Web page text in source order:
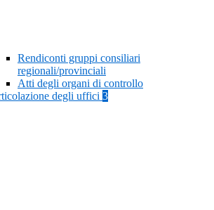
Rendiconti gruppi consiliari
regionali/provinciali
Atti degli organi di controllo
degli uffici 3